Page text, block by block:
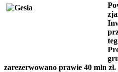
zarezerwowano prawie 40 mln zł.